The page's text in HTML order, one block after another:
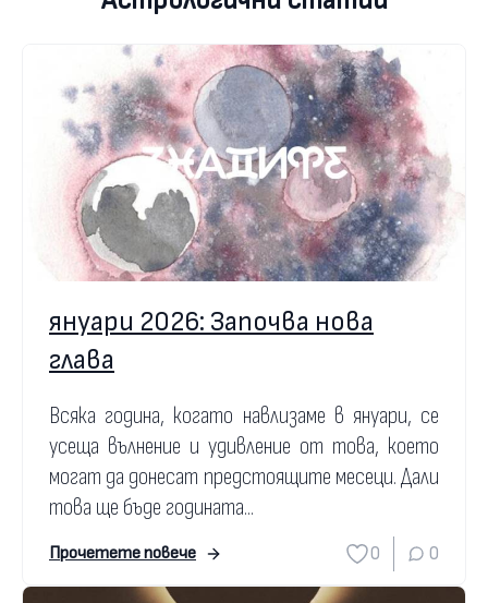
януари 2026: Започва нова
глава
Всяка година, когато навлизаме в януари, се
усеща вълнение и удивление от това, което
могат да донесат предстоящите месеци. Дали
това ще бъде годината...
Прочетете повече 0 0